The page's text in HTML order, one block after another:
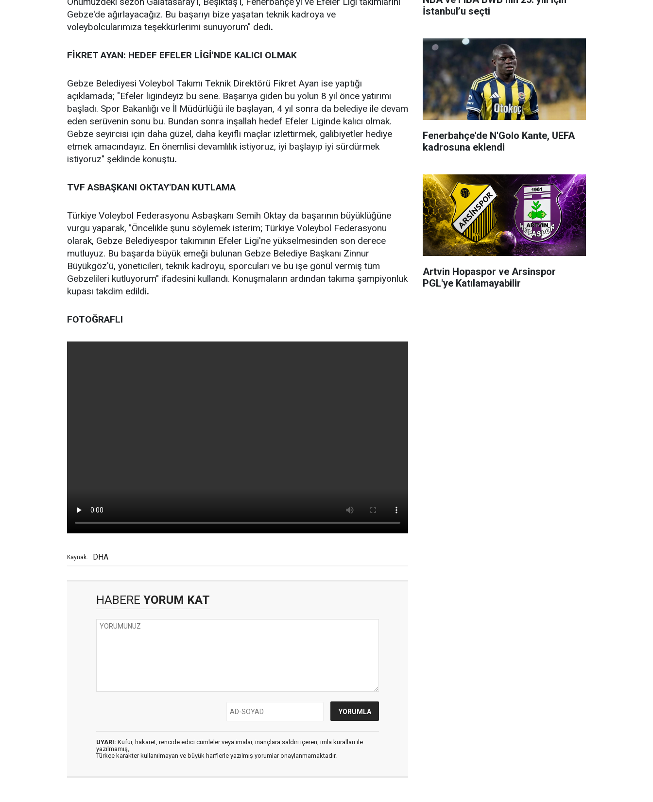
Gebze'de ağırlayacağız. Bu başarıyı bize yaşatan teknik kadroya ve
voleybolcularımıza teşekkürlerimi sunuyorum" dedi.
FİKRET AYAN: HEDEF EFELER LİGİ'NDE KALICI OLMAK
Gebze Belediyesi Voleybol Takımı Teknik Direktörü Fikret Ayan ise yaptığı
açıklamada; "Efeler ligindeyiz bu sene. Başarıya giden bu yolun 8 yıl önce yatırımı
başladı. Spor Bakanlığı ve İl Müdürlüğü ile başlayan, 4 yıl sonra da belediye ile devam
eden serüvenin sonu bu. Bundan sonra inşallah hedef Efeler Liginde kalıcı olmak.
Gebze seyircisi için daha güzel, daha keyifli maçlar izlettirmek, galibiyetler hediye
etmek amacındayız. En önemlisi devamlılık istiyoruz, iyi başlayıp iyi sürdürmek
istiyoruz" şeklinde konuştu.
TVF ASBAŞKANI OKTAY'DAN KUTLAMA
Türkiye Voleybol Federasyonu Asbaşkanı Semih Oktay da başarının büyüklüğüne
vurgu yaparak, "Öncelikle şunu söylemek isterim; Türkiye Voleybol Federasyonu
olarak, Gebze Belediyespor takımının Efeler Ligi'ne yükselmesinden son derece
mutluyuz. Bu başarda büyük emeği bulunan Gebze Belediye Başkanı Zinnur
Büyükgöz'ü, yöneticileri, teknik kadroyu, sporcuları ve bu işe gönül vermiş tüm
Gebzelileri kutluyorum" ifadesini kullandı. Konuşmaların ardından takıma şampiyonluk
kupası takdim edildi.
FOTOĞRAFLI
Kaynak: DHA
HABERE YORUM KAT
UYARI: Küfür, hakaret, rencide edici cümleler veya imalar, inançlara saldırı içeren, imla kuralları ile
yazılmamış,
Türkçe karakter kullanılmayan ve büyük harflerle yazılmış yorumlar onaylanmamaktadır.
İstanbul’u seçti
Fenerbahçe'de N'Golo Kante, UEFA
kadrosuna eklendi
Artvin Hopaspor ve Arsinspor
PGL'ye Katılamayabilir